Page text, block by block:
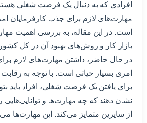
افرادی که به دنبال یک فرصت شغلی
مهارت‌های لازم برای جذب کارفرمایان
است. در این مقاله، به بررسی اهمیت
بازار کار و روش‌های بهبود آن در کل
در حال حاضر، داشتن مهارت‌های لازم برای
امری بسیار حیاتی است. با توجه به رقابت
برای یافتن یک فرصت شغلی، افراد باید
نشان دهند که چه مهارت‌ها و توانایی‌هایی را
از سایرین متمایز می‌کند. این مهارت‌ها